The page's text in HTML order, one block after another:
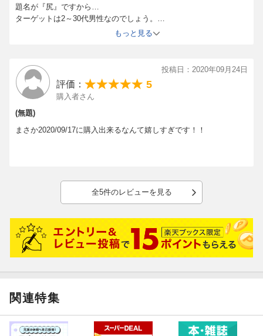
撮影監督：佐藤 洋
グラフィックデザイナー：生原雄次
音響制作：マジックカプセル
アニメーション制作：エイトビット
製作：講談社
リムル 岡咲美保
ソウエイ 江口拓也
ゴブタ 泊明日菜
ランガ 小林親弘
リグルド 山本兼平
トレイニー 田中理恵
ミリム 日高里菜
他
題名が『尻』ですから…
ターゲットは2～30代男性なのでしょう。
勿論女性でも好きな方はおられるでしょうが、子供が見ることは考
に辟易です。
12巻の時は『水着が可愛い』で済む内容でしたが、13巻は本当に不
快でした。
漫画に関しては小説とは若干違うところ、進めすぎ感はあるもの
の、事細かに描ききれないのは当たり前なので仕方のないこと。
漫画家に関しては時間も楽しみです。
もっと見る
投稿日：2020年09月24日
評価： 5
購入者さん
(無題)
まさか2020/09/17に購入出来るなんて嬉しすぎです！！
全5件のレビューを見る
関連特集